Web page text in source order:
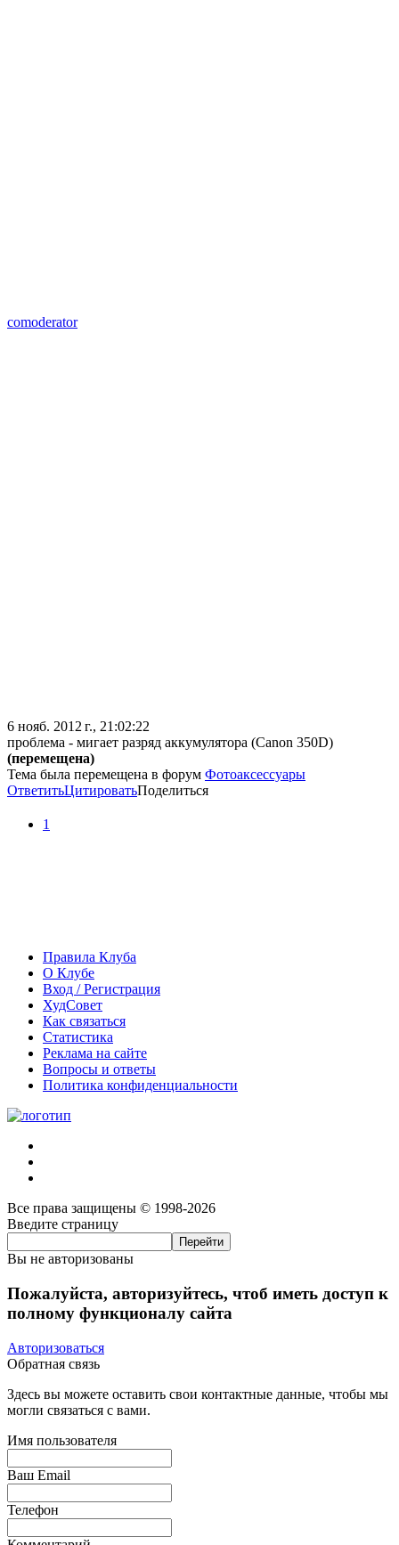
comoderator
6 нояб. 2012 г., 21:02:22
проблема - мигает разряд аккумулятора (Canon 350D)
(перемещена)
Тема была перемещена в форум Фотоаксессуары
ОтветитьЦитироватьПоделиться
1
Правила Клуба
О Клубе
Вход / Регистрация
ХудСовет
Как связаться
Статистика
Реклама на сайте
Вопросы и ответы
Политика конфиденциальности
Все права защищены © 1998-2026
Введите страницу
Вы не авторизованы
Пожалуйста, авторизуйтесь, чтоб иметь доступ к
полному функционалу сайта
Авторизоваться
Обратная связь
Здесь вы можете оставить свои контактные данные, чтобы мы
могли связаться с вами.
Имя пользователя
Ваш Email
Телефон